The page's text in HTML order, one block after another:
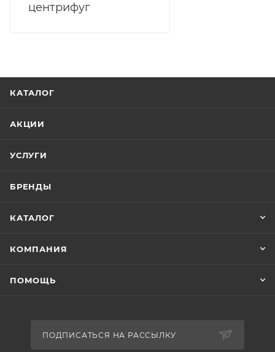
центрифуг
КАТАЛОГ
АКЦИИ
УСЛУГИ
БРЕНДЫ
КАТАЛОГ
КОМПАНИЯ
ПОМОЩЬ
ПОДПИСАТЬСЯ НА РАССЫЛКУ